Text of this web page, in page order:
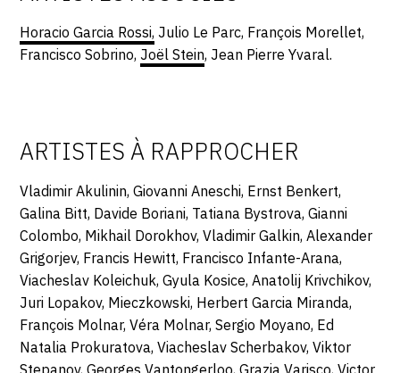
Horacio Garcia Rossi, Julio Le Parc, François Morellet,
Francisco Sobrino, Joël Stein, Jean Pierre Yvaral.
ARTISTES À RAPPROCHER
Vladimir Akulinin, Giovanni Aneschi, Ernst Benkert,
Galina Bitt, Davide Boriani, Tatiana Bystrova, Gianni
Colombo, Mikhail Dorokhov, Vladimir Galkin, Alexander
Grigorjev, Francis Hewitt, Francisco Infante-Arana,
Viacheslav Koleichuk, Gyula Kosice, Anatolij Krivchikov,
Juri Lopakov, Mieczkowski, Herbert Garcia Miranda,
François Molnar, Véra Molnar, Sergio Moyano, Ed
Natalia Prokuratova, Viacheslav Scherbakov, Viktor
Stepanov, Georges Vantongerloo, Grazia Varisco, Victor